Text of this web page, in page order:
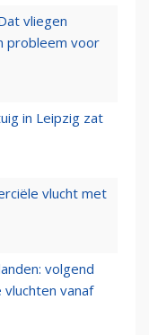
vliegen
probleem voor
in Leipzig zat
vlucht met
volgend
vanaf